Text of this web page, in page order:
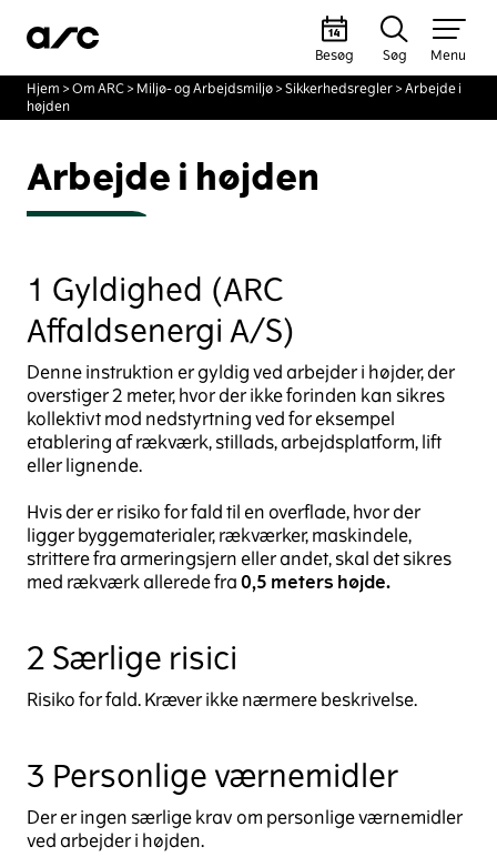
Besøg Søg
Menu
Hjem >Om ARC> Miljø- og Arbejdsmiljø>Sikkerhedsregler>Arbejde i
højden
Arbejde i højden
1 Gyldighed (ARC
Affaldsenergi A/S)
Denne instruktion er gyldig ved arbejder i højder, der
overstiger 2 meter, hvor der ikke forinden kan sikres
kollektivt mod nedstyrtning ved for eksempel
etablering af rækværk, stillads, arbejdsplatform, lift
eller lignende.
Hvis der er risiko for fald til en overflade, hvor der
ligger byggematerialer, rækværker, maskindele,
strittere fra armeringsjern eller andet, skal det sikres
med rækværk allerede fra0,5 meters højde.
2 Særlige risici
Risiko for fald. Kræver ikke nærmere beskrivelse.
3 Personlige værnemidler
Der er ingen særlige krav om personlige værnemidler
ved arbejder i højden.